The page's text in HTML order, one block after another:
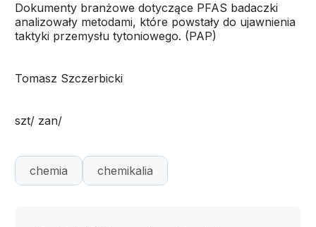
Dokumenty branżowe dotyczące PFAS badaczki
analizowały metodami, które powstały do ujawnienia
taktyki przemysłu tytoniowego. (PAP)
Tomasz Szczerbicki
szt/ zan/
chemia chemikalia